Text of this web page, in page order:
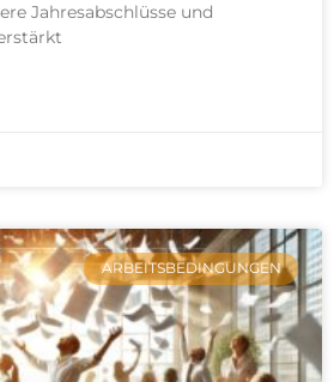
Jahresabschlüsse und
ARBEITSBEDINGUNGEN